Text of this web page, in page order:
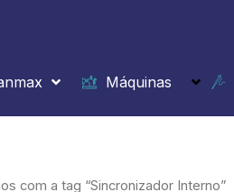
Máquinas
com a tag “Sincronizador Interno”